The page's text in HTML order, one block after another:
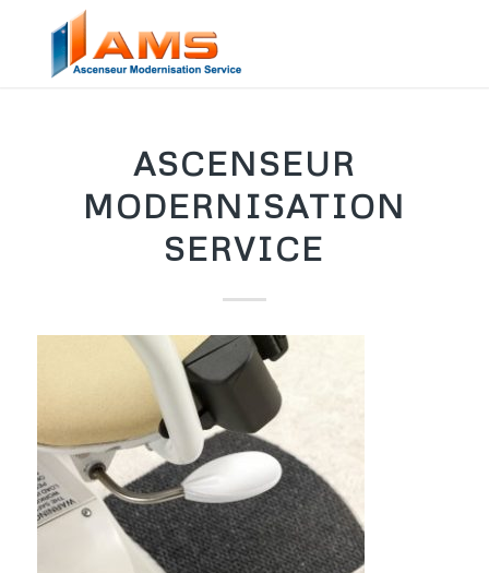
ASCENSEUR
MODERNISATION
SERVICE